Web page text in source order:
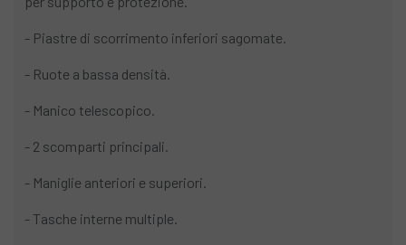
- Piastre di scorrimento inferiori sagomate.
- Ruote a bassa densità.
- Manico telescopico.
- 2 scomparti principali.
- Maniglie anteriori e superiori.
- Tasche interne multiple.